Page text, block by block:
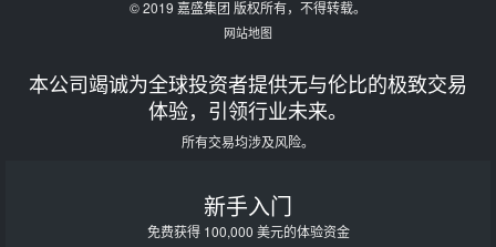
© 2019 嘉盛集团 版权所有，不得转载。
网站地图
本公司竭诚为全球投资者提供无与伦比的极致交易
体验，引领行业未来。
所有交易均涉及风险。
新手入门
免费获得 100,000 美元的体验资金